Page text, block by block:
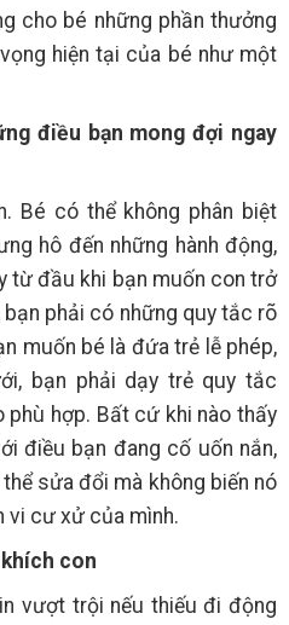
cho bé những phần thưởng
hiện tại của bé như một
điều bạn mong đợi ngay
Bé có thể không phân biệt
hô đến những hành động,
từ đầu khi bạn muốn con trở
phải có những quy tắc rõ
muốn bé là đứa trẻ lễ phép,
bạn phải dạy trẻ quy tắc
phù hợp. Bất cứ khi nào thấy
điều bạn đang cố uốn nắn,
sửa đổi mà không biến nó
vi cư xử của mình.
con
vượt trội nếu thiếu đi động